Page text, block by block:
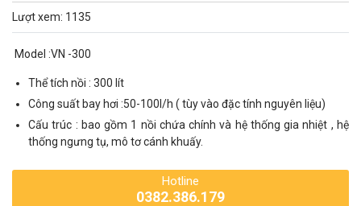
Lượt xem: 1135
Model :VN -300
Thể tích nồi : 300 lít
Công suất bay hơi :50-100l/h ( tùy vào đặc tính nguyên liệu)
Cấu trúc : bao gồm 1 nồi chứa chính và hệ thống gia nhiệt , hệ
thống ngưng tụ, mô tơ cánh khuấy.
Hotline
0382.386.179